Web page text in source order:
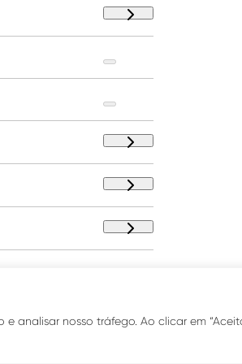
analisar nosso tráfego. Ao clicar em